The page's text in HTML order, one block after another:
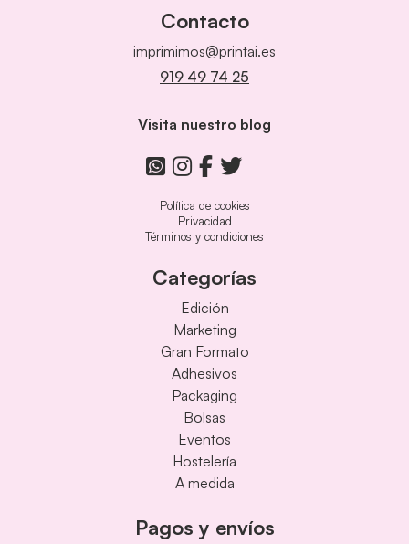
Contacto
imprimimos@printai.es
919 49 74 25
Visita nuestro blog
Política de cookies
Privacidad
Términos y condiciones
Categorías
Edición
Marketing
Gran Formato
Adhesivos
Packaging
Bolsas
Eventos
Hostelería
A medida
Pagos y envíos